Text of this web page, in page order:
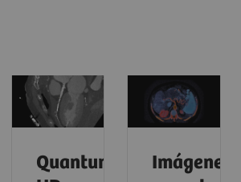
Quantum
Imágenes